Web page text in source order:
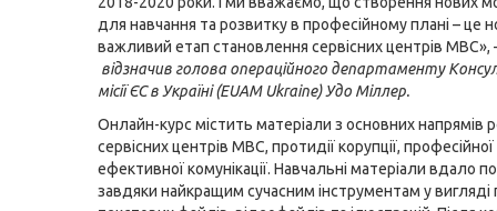
для навчання та розвитку в професійному плані – це
важливий етап становлення сервісних центрів МВС»,
відзначив голова операційного департаменту
місії ЄС в Україні (EUAM Ukraine) Удо Міллер.
Онлайн-курс містить матеріали з основних напрямів
сервісних центрів МВС, протидії корупції,
ефективної комунікації. Навчальні матеріали вдало
завдяки найкращим сучасним інструментам у вигляді